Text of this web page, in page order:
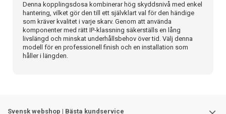
Denna kopplingsdosa kombinerar hög skyddsnivå med enkel
hantering, vilket gör den till ett självklart val för den händige
som kräver kvalitet i varje skarv. Genom att använda
komponenter med rätt IP-klassning säkerställs en lång
livslängd och minskat underhållsbehov över tid. Välj denna
modell för en professionell finish och en installation som
håller i längden.
Svensk webshop | Bästa kundservice